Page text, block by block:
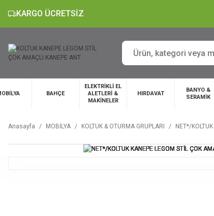
KARGO ÜCRETSİZ
BAHÇE
ELEKTRİKLİ EL
ALETLERİ &
MAKİNELER
HIRDAVAT
BANYO &
SERAMİK
Anasayfa MOBİLYA KOLTUK & OTURMA GRUPLARI NET*/